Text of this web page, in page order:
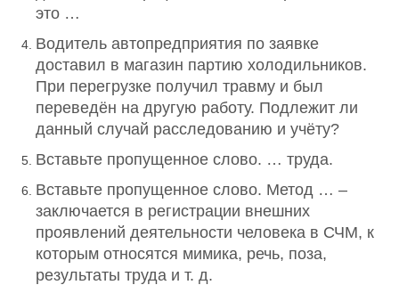
это …
Водитель автопредприятия по заявке
доставил в магазин партию холодильников.
При перегрузке получил травму и был
переведён на другую работу. Подлежит ли
данный случай расследованию и учёту?
Вставьте пропущенное слово. … труда.
Вставьте пропущенное слово. Метод … –
заключается в регистрации внешних
проявлений деятельности человека в СЧМ, к
которым относятся мимика, речь, поза,
результаты труда и т. д.